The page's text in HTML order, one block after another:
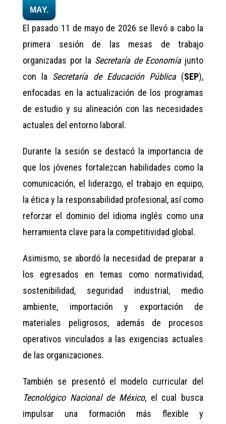
MAY.
El pasado 11 de mayo de 2026 se llevó a cabo la
primera sesión de las mesas de trabajo
organizadas por la Secretaría de Economíajunto
con la Secretaría de Educación Pública(SEP),
enfocadas en la actualización de los programas
de estudio y su alineación con las necesidades
actuales del entorno laboral.
Durante la sesión se destacó la importancia de
que los jóvenes fortalezcan habilidades como la
comunicación, el liderazgo, el trabajo en equipo,
la ética y la responsabilidad profesional, así como
reforzar el dominio del idioma inglés como una
herramienta clave para la competitividad global.
Asimismo, se abordó la necesidad de preparar a
los egresados en temas como normatividad,
sostenibilidad, seguridad industrial, medio
ambiente, importación y exportación de
materiales peligrosos, además de procesos
operativos vinculados a las exigencias actuales
de las organizaciones.
También se presentó el modelo curricular del
Tecnológico Nacional de México, el cual busca
impulsar una formación más flexible y